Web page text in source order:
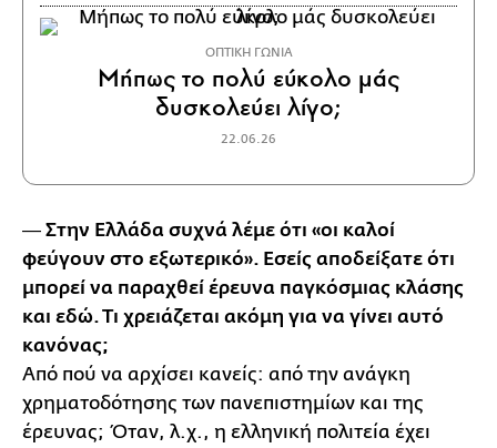
ΟΠΤΙΚΗ ΓΩΝΙΑ
Μήπως το πολύ εύκολο μάς
δυσκολεύει λίγο;
22.06.26
― Στην Ελλάδα συχνά λέμε ότι «οι καλοί
φεύγουν στο εξωτερικό». Εσείς αποδείξατε ότι
μπορεί να παραχθεί έρευνα παγκόσμιας κλάσης
και εδώ. Τι χρειάζεται ακόμη για να γίνει αυτό
κανόνας;
Από πού να αρχίσει κανείς: από την ανάγκη
χρηματοδότησης των πανεπιστημίων και της
έρευνας; Όταν, λ.χ., η ελληνική πολιτεία έχει